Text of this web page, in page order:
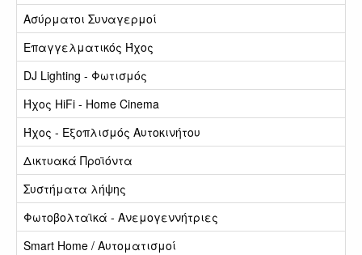
Ασύρματοι Συναγερμοί
Επαγγελματικός Ήχος
DJ Lighting - Φωτισμός
Ήχος HiFi - Home Cinema
Ήχος - Εξοπλισμός Αυτοκινήτου
Δικτυακά Προϊόντα
Συστήματα λήψης
Φωτοβολταϊκά - Ανεμογεννήτριες
Smart Home / Αυτοματισμοί